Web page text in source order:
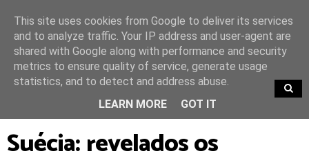
TRENDING
Suécia: revelados os
This site uses cookies from Google to deliver its services
and to analyze traffic. Your IP address and user-agent are
shared with Google along with performance and security
metrics to ensure quality of service, generate usage
statistics, and to detect and address abuse.
LEARN MORE
GOT IT